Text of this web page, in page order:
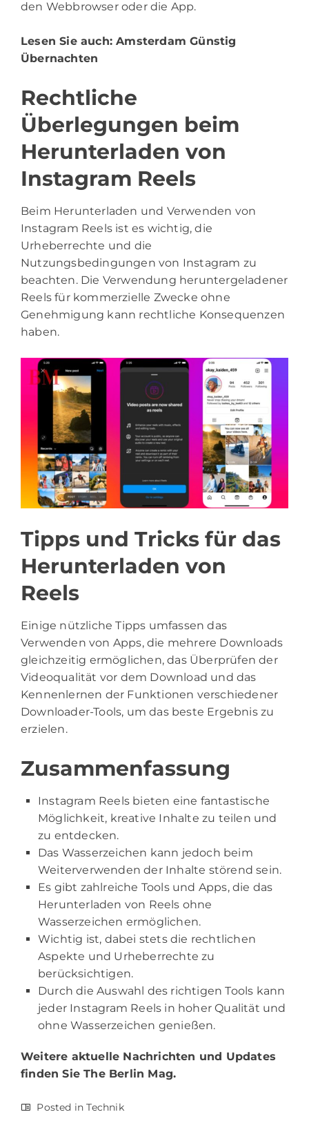
den Webbrowser oder die App.
Lesen Sie auch:Amsterdam Günstig
Übernachten
Rechtliche
Überlegungen beim
Herunterladen von
Instagram Reels
Beim Herunterladen und Verwenden von
Instagram Reels ist es wichtig, die
Urheberrechte und die
Nutzungsbedingungen von Instagram zu
beachten. Die Verwendung heruntergeladener
Reels für kommerzielle Zwecke ohne
Genehmigung kann rechtliche Konsequenzen
haben.
Tipps und Tricks für das
Herunterladen von
Reels
Einige nützliche Tipps umfassen das
Verwenden von Apps, die mehrere Downloads
gleichzeitig ermöglichen, das Überprüfen der
Videoqualität vor dem Download und das
Kennenlernen der Funktionen verschiedener
Downloader-Tools, um das beste Ergebnis zu
erzielen.
Zusammenfassung
Instagram Reels bieten eine fantastische
Möglichkeit, kreative Inhalte zu teilen und
zu entdecken.
Das Wasserzeichen kann jedoch beim
Weiterverwenden der Inhalte störend sein.
Es gibt zahlreiche Tools und Apps, die das
Herunterladen von Reels ohne
Wasserzeichen ermöglichen.
Wichtig ist, dabei stets die rechtlichen
Aspekte und Urheberrechte zu
berücksichtigen.
Durch die Auswahl des richtigen Tools kann
jeder Instagram Reels in hoher Qualität und
ohne Wasserzeichen genießen.
Weitere aktuelle Nachrichten und Updates
finden SieThe Berlin Mag.
Posted inTechnik